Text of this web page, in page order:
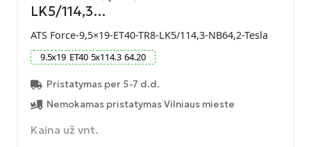
LK5/114,3…
ATS Force-9,5×19-ET40-TR8-LK5/114,3-NB64,2-Tesla
9.5x19 ET40 5x114.3 64.20
Pristatymas per 5-7 d.d.
Nemokamas pristatymas Vilniaus mieste
Kaina už vnt.